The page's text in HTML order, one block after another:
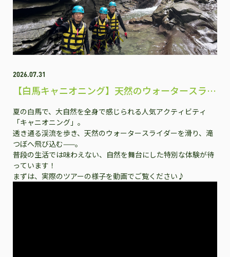
2026.07.31
【白馬キャニオニング】天然のウォータースライ
ダーで夏だけの大冒険！
夏の白馬で、大自然を全身で感じられる人気アクティビティ
「キャニオニング」。
透き通る渓流を歩き、天然のウォータースライダーを滑り、滝
つぼへ飛び込む——。
普段の生活では味わえない、自然を舞台にした特別な体験が待
っています！
まずは、実際のツアーの様子を動画でご覧ください♪